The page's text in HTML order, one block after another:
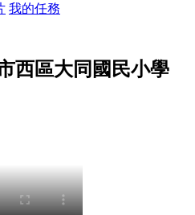
我的任務
西區大同國民小學